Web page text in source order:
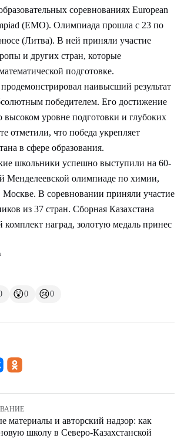
соревнованиях European
(EMO). Олимпиада прошла с 23 по
(Литва). В ней приняли участие
и других стран, которые
подготовке.
наивысший результат
победителем. Его достижение
высоком уровне подготовки и глубоких
отметили, что победа укрепляет
в сфере образования.
школьники успешно выступили на 60-
Менделеевской олимпиаде по химии,
Москве. В соревновании приняли участие
из 37 стран. Сборная Казахстана
комплект наград, золотую медаль принес
😲0 😢0
материалы и авторский надзор: как
школу в Северо-Казахстанской